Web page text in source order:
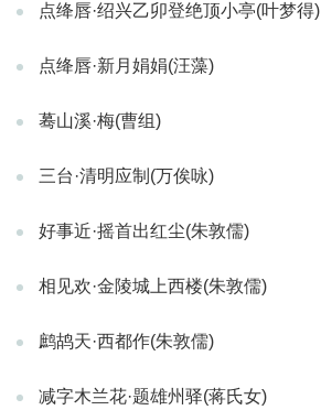
点绛唇·绍兴乙卯登绝顶小亭(叶梦得)
点绛唇·新月娟娟(汪藻)
蓦山溪·梅(曹组)
三台·清明应制(万俟咏)
好事近·摇首出红尘(朱敦儒)
相见欢·金陵城上西楼(朱敦儒)
鹧鸪天·西都作(朱敦儒)
减字木兰花·题雄州驿(蒋氏女)